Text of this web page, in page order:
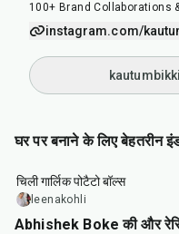
100+ Brand Collaborations
instagram.com/
घर पर बनाने के लिए बेहतरीन
min
चिली गार्लिक पोटैटो बॉल्स
leenakohli
Abhishek Boke की और